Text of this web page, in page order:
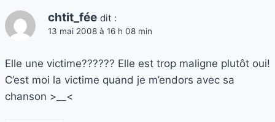
chtit_fée dit :
13 mai 2008 à 16 h 08 min
Elle une victime?????? Elle est trop maligne plutôt oui!
C’est moi la victime quand je m’endors avec sa
chanson >__<